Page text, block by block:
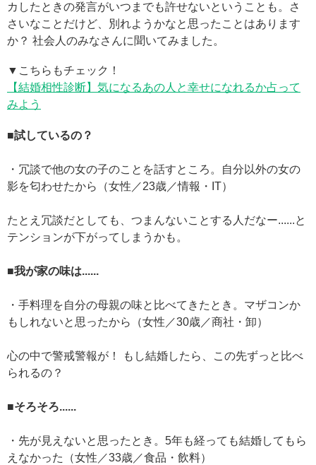
カしたときの発言がいつまでも許せないということも。さ
さいなことだけど、別れようかなと思ったことはあります
か？ 社会人のみなさんに聞いてみました。
▼こちらもチェック！
【結婚相性診断】気になるあの人と幸せになれるか占って
みよう
■試しているの？
・冗談で他の女の子のことを話すところ。自分以外の女の
影を匂わせたから（女性／23歳／情報・IT）
たとえ冗談だとしても、つまんないことする人だなー......と
テンションが下がってしまうかも。
■我が家の味は......
・手料理を自分の母親の味と比べてきたとき。マザコンか
もしれないと思ったから（女性／30歳／商社・卸）
心の中で警戒警報が！ もし結婚したら、この先ずっと比べ
られるの？
■そろそろ......
・先が見えないと思ったとき。5年も経っても結婚してもら
えなかった（女性／33歳／食品・飲料）